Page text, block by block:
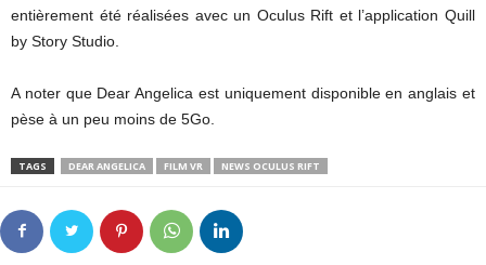
entièrement été réalisées avec un Oculus Rift et l’application Quill
by Story Studio.
A noter que Dear Angelica est uniquement disponible en anglais et
pèse à un peu moins de 5Go.
TAGS DEAR ANGELICA FILM VR NEWS OCULUS RIFT